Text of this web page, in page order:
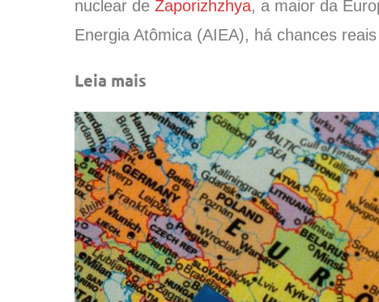
nuclear de Zaporizhzhya, a maior da
Energia Atômica (AIEA), há chances
Leia mais